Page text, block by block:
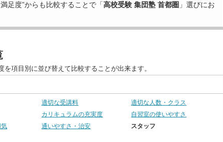
足度”からも比較することで「高校受験 集団塾 首都圏 」選びにお
項目別に並び替えて比較することが出来ます。
適切な受講料
適切な人数・クラス
カリキュラムの充実度
自習室の使いやすさ
通いやすさ・治安
スタッフ